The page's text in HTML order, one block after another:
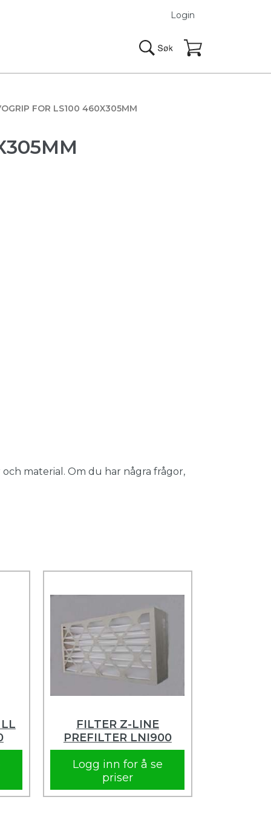
Login
FOR LS100 460X305MM
material. Om du har några frågor,
FILTER Z-LINE
PREFILTER LNI900
Logg inn for å se
priser